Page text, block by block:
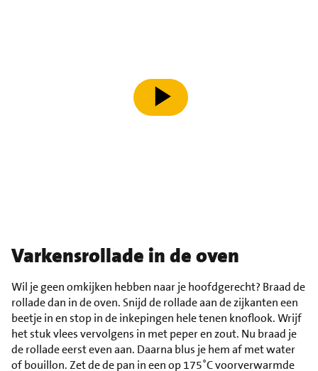
speel video af
Varkensrollade in de oven
Wil je geen omkijken hebben naar je hoofdgerecht? Braad de
rollade dan in de oven. Snijd de rollade aan de zijkanten een
beetje in en stop in de inkepingen hele tenen knoflook. Wrijf
het stuk vlees vervolgens in met peper en zout. Nu braad je
de rollade eerst even aan. Daarna blus je hem af met water
of bouillon. Zet de de pan in een op 175˚C voorverwarmde